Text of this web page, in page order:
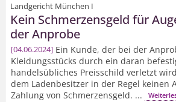
Landgericht München I
Kein Schmerzensgeld für
der Anprobe
04.06.2024 Ein Kunde, der bei der
Kleidungsstücks durch ein daran
handelsübliches Preisschild verletzt
dem Ladenbesitzer in der Regel keinen
Zahlung von Schmerzensgeld. ...